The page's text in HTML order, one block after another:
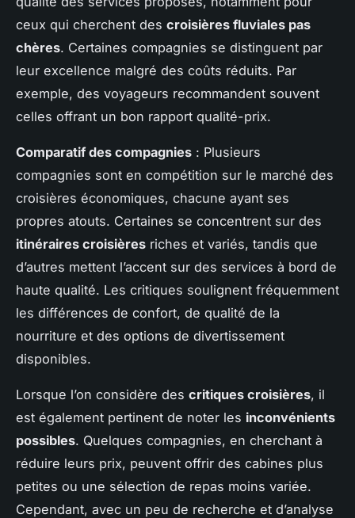
ceux qui cherchent des croisières fluviales pas
chères. Certaines compagnies se distinguent par
leur excellence malgré des coûts réduits. Par
exemple, des voyageurs recommandent souvent
celles offrant un bon rapport qualité-prix.
Comparatif des compagnies : Plusieurs
compagnies sont en compétition sur le marché des
croisières économiques, chacune ayant ses
propres atouts. Certaines se concentrent sur des
itinéraires croisières riches et variés, tandis que
d’autres mettent l’accent sur des services à bord de
haute qualité. Les critiques soulignent fréquemment
les différences de confort, de qualité de la
nourriture et des options de divertissement
disponibles.
Lorsque l’on considère des critiques croisières, il
est également pertinent de noter les inconvénients
possibles. Quelques compagnies, en cherchant à
réduire leurs prix, peuvent offrir des cabines plus
petites ou une sélection de repas moins variée.
Cependant, avec un peu de recherche et d’analyse